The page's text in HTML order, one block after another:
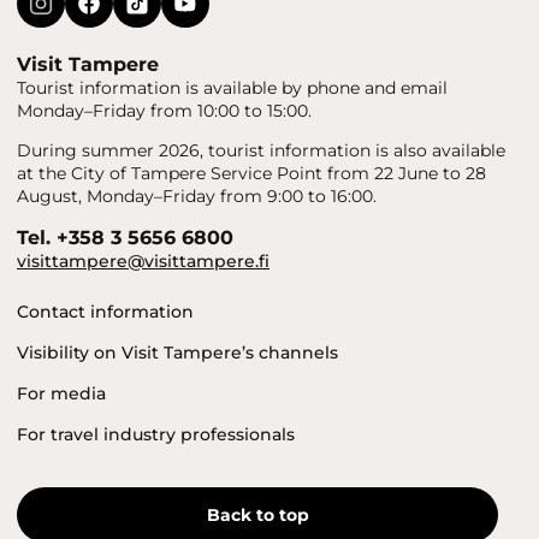
Visit Tampere
Tourist information is available by phone and email
Monday–Friday from 10:00 to 15:00.
During summer 2026, tourist information is also available
at the City of Tampere Service Point from 22 June to 28
August, Monday–Friday from 9:00 to 16:00.
Tel. +358 3 5656 6800
visittampere@visittampere.fi
Contact information
Visibility on Visit Tampere’s channels
For media
For travel industry professionals
Back to top